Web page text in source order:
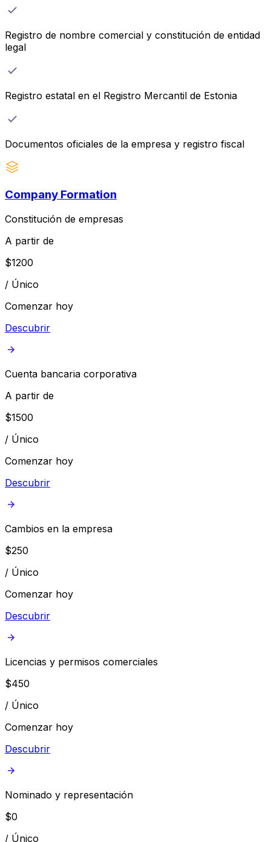
Registro de nombre comercial y constitución de entidad
legal
Registro estatal en el Registro Mercantil de Estonia
Documentos oficiales de la empresa y registro fiscal
Company Formation
Constitución de empresas
A partir de
$1200
/ Único
Comenzar hoy
Descubrir
Cuenta bancaria corporativa
A partir de
$1500
/ Único
Comenzar hoy
Descubrir
Cambios en la empresa
$250
/ Único
Comenzar hoy
Descubrir
Licencias y permisos comerciales
$450
/ Único
Comenzar hoy
Descubrir
Nominado y representación
$0
/ Único